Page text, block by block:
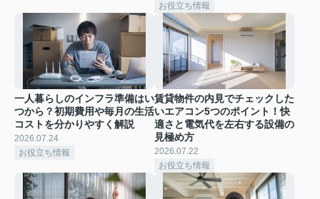
お役立ち情報
一人暮らしのインフラ準備はい
つから？初期費用や毎月の生活
コストを分かりやすく解説
2026.07.24
お役立ち情報
賃貸物件の内見でチェックした
いエアコン5つのポイント！快
適さと電気代を左右する設備の
見極め方
2026.07.22
お役立ち情報